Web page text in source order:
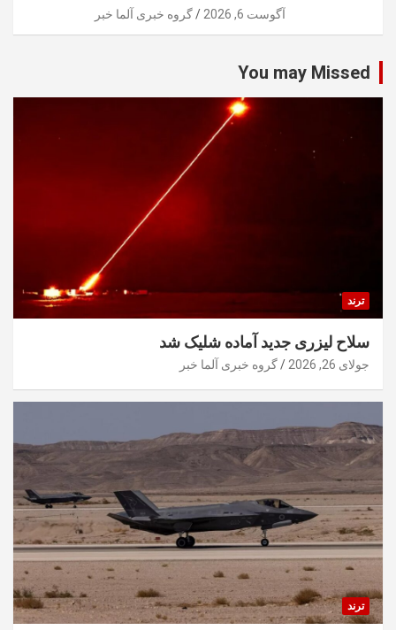
آگوست 6, 2026 گروه خبری آلما خبر
You may Missed
ترند
سلاح لیزری جدید آماده شلیک شد
جولای 26, 2026 گروه خبری آلما خبر
ترند